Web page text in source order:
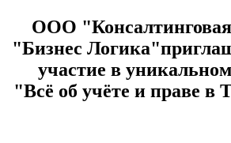
ООО
"Бизнес
участие в
"Всё об учёте и праве